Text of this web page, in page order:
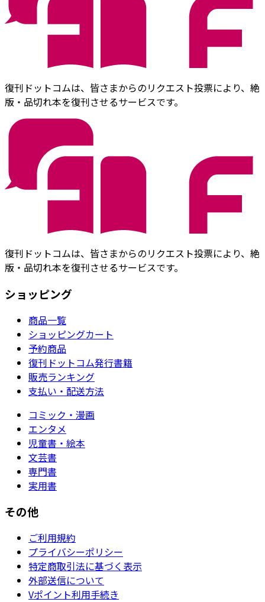
復刊ドットコムは、皆さまからのリクエスト投票により、絶
版・品切れ本を復刊させるサービスです。
復刊ドットコムは、皆さまからのリクエスト投票により、絶
版・品切れ本を復刊させるサービスです。
ショッピング
商品一覧
ショッピングカート
予約商品
復刊ドットコム発行書籍
販売ランキング
支払い・配送方法
コミック・漫画
エンタメ
児童書・絵本
文芸書
専門書
実用書
その他
ご利用規約
プライバシーポリシー
特定商取引法に基づく表示
外部送信について
Vポイント利用手続き